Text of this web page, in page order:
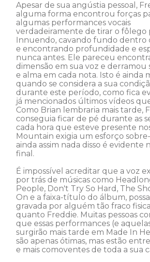
Apesar de sua angústia pessoal,
alguma forma encontrou forças
algumas performances vocais
verdadeiramente de tirar o fôlego
Innuendo, cavando fundo dentro
e encontrando profundidade e
nunca antes. Ele pareceu
dimensão em sua voz e derramou
e alma em cada nota. Isto é ainda
quando se considera a sua
durante este período, como fica
já mencionados últimos vídeos
Como Brian lembraria mais tarde,
conseguia ficar de pé durante as
cada hora que esteve presente
Mountain exigia um esforço
ainda assim nada disso é evidente
final.
É impossível acreditar que a voz
por trás de músicas como
People, Don't Try So Hard, The
On e a faixa-título do álbum,
gravada por alguém tão fraco
quanto Freddie. Muitas pessoas
que essas performances (e
surgirão mais tarde em Made In
são apenas ótimas, mas estão
e mais comoventes de toda a sua